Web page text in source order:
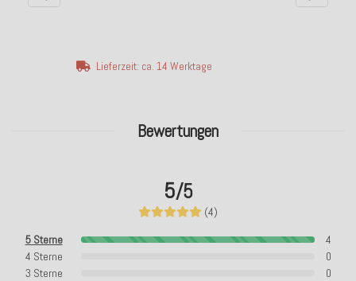
Bewertungen
5/5
(4)
5 Sterne
4
4 Sterne
0
3 Sterne
0
Lieferzeit: ca. 14 Werktage